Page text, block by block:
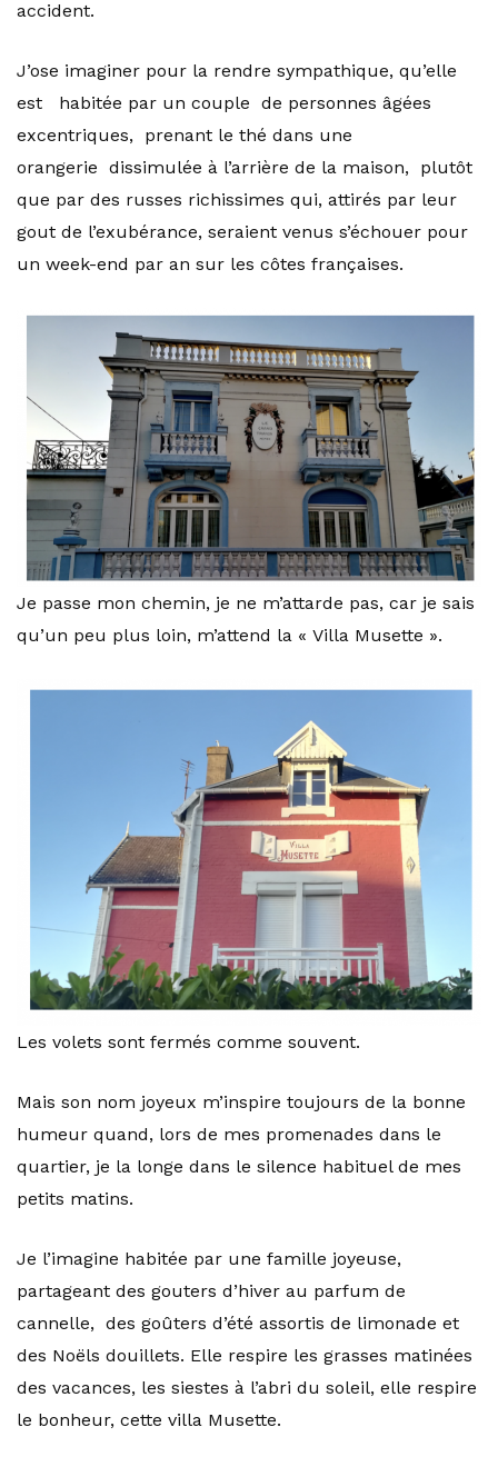
accident.
J’ose imaginer pour la rendre sympathique, qu’elle
est habitée par un couple de personnes âgées
excentriques, prenant le thé dans une
orangerie dissimulée à l’arrière de la maison, plutôt
que par des russes richissimes qui, attirés par leur
gout de l’exubérance, seraient venus s’échouer pour
un week-end par an sur les côtes françaises.
Je passe mon chemin, je ne m’attarde pas, car je sais
qu’un peu plus loin, m’attend la « Villa Musette ».
Les volets sont fermés comme souvent.
Mais son nom joyeux m’inspire toujours de la bonne
humeur quand, lors de mes promenades dans le
quartier, je la longe dans le silence habituel de mes
petits matins.
Je l’imagine habitée par une famille joyeuse,
partageant des gouters d’hiver au parfum de
cannelle, des goûters d’été assortis de limonade et
des Noëls douillets. Elle respire les grasses matinées
des vacances, les siestes à l’abri du soleil, elle respire
le bonheur, cette villa Musette.